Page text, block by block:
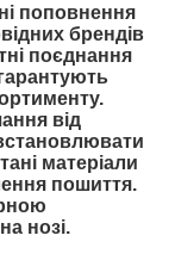
поповнення
брендів
поєднання
від
матеріали
пошиття.
нозі.